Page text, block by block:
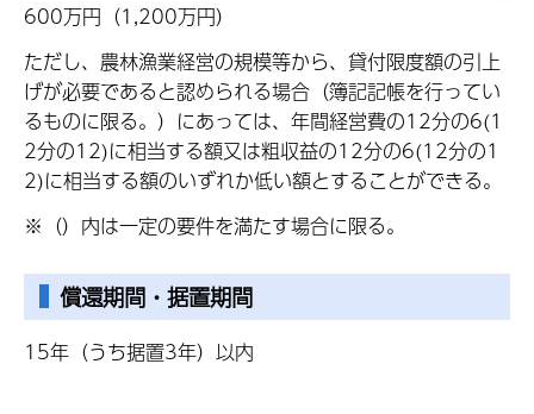
600万円（1,200万円）
ただし、農林漁業経営の規模等から、貸付限度額の引上
げが必要であると認められる場合（簿記記帳を行ってい
るものに限る。）にあっては、年間経営費の12分の6(1
2分の12)に相当する額又は粗収益の12分の6(12分の1
2)に相当する額のいずれか低い額とすることができる。
※（）内は一定の要件を満たす場合に限る。
償還期間・据置期間
15年（うち据置3年）以内